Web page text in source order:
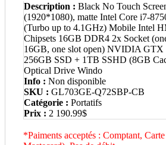
Description : Black No Touch
(1920*1080), matte Intel Core i7-
(Turbo up to 4.1GHz) Mobile Intel
Chipsets 16GB DDR4 2x Socket
16GB, one slot open) NVIDIA
256GB SSD + 1TB SSHD (8GB
Optical Drive Windo
Info : Non disponible
SKU : GL703GE-Q72SBP-CB
Catégorie : Portatifs
Prix : 2 190.99$
*Paiments acceptés : Comptant,